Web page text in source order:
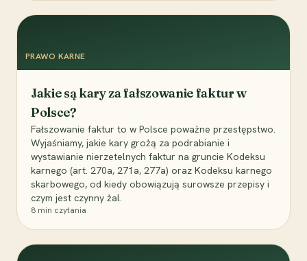
PRAWO KARNE
Jakie są kary za fałszowanie faktur w
Polsce?
Fałszowanie faktur to w Polsce poważne przestępstwo.
Wyjaśniamy, jakie kary grożą za podrabianie i
wystawianie nierzetelnych faktur na gruncie Kodeksu
karnego (art. 270a, 271a, 277a) oraz Kodeksu karnego
skarbowego, od kiedy obowiązują surowsze przepisy i
czym jest czynny żal.
8 min czytania